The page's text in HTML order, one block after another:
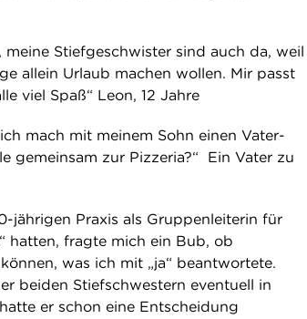
Stiefgeschwister sind auch da, weil
allein Urlaub machen wollen. Mir passt
viel Spaß“ Leon, 12 Jahre
mach mit meinem Sohn einen Vater-
gemeinsam zur Pizzeria?“ Ein Vater zu
jährigen Praxis als Gruppenleiterin für
hatten, fragte mich ein Bub, ob
was ich mit „ja“ beantwortete.
beiden Stiefschwestern eventuell in
er schon eine Entscheidung